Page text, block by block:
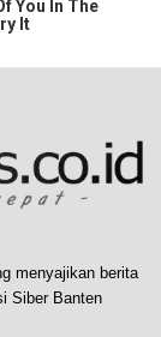
You In The
It
menyajikan berita
Siber Banten